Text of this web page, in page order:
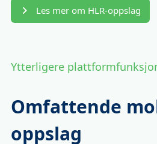
Les mer om HLR-oppslag
Ytterligere
Omfattende
oppslag